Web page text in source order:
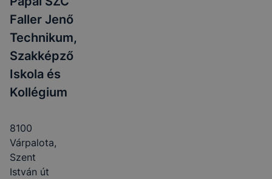
Faller Jenő
Technikum,
Szakképző
Iskola és
Kollégium
8100
Várpalota,
Szent
István út